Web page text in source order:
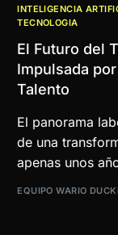
INTELIGENCIA
TECNOLOGIA
El Futuro del
Impulsada
Talento
El panorama
de una
apenas unos
EQUIPO WARIO